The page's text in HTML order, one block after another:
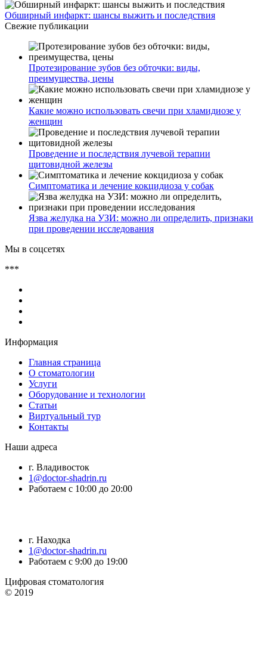
Обширный инфаркт: шансы выжить и последствия
Свежие публикации
Протезирование зубов без обточки: виды,
преимущества, цены
Какие можно использовать свечи при хламидиозе у
женщин
Проведение и последствия лучевой терапии
щитовидной железы
Симптоматика и лечение кокцидиоза у собак
Язва желудка на УЗИ: можно ли определить, признаки
при проведении исследования
Мы в соцсетях
***
Информация
Главная страница
О стоматологии
Услуги
Оборудование и технологии
Статьи
Виртуальный тур
Контакты
Наши адреса
г. Владивосток
1@doctor-shadrin.ru
Работаем с 10:00 до 20:00
г. Находка
1@doctor-shadrin.ru
Работаем с 9:00 до 19:00
Цифровая стоматология
© 2019